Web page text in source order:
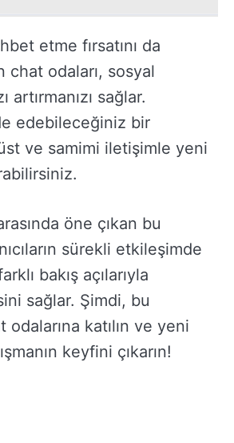
etme fırsatını da
chat odaları, sosyal
artırmanızı sağlar.
edebileceğiniz bir
ve samimi iletişimle yeni
öne çıkan bu
sürekli etkileşimde
bakış açılarıyla
sağlar. Şimdi, bu
katılın ve yeni
keyfini çıkarın!